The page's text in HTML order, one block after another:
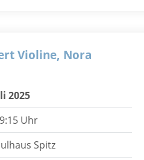
Violine, Nora
2025
Uhr
Spitz